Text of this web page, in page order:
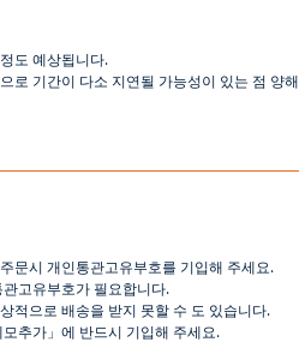
정도 예상됩니다.
로 기간이 다소 지연될 가능성이 있는 점 양해
문시 개인통관고유부호를 기입해 주세요.
고유부호가 필요합니다.
적으로 배송을 받지 못할 수 도 있습니다.
모추가 」 에 반드시 기입해 주세요.